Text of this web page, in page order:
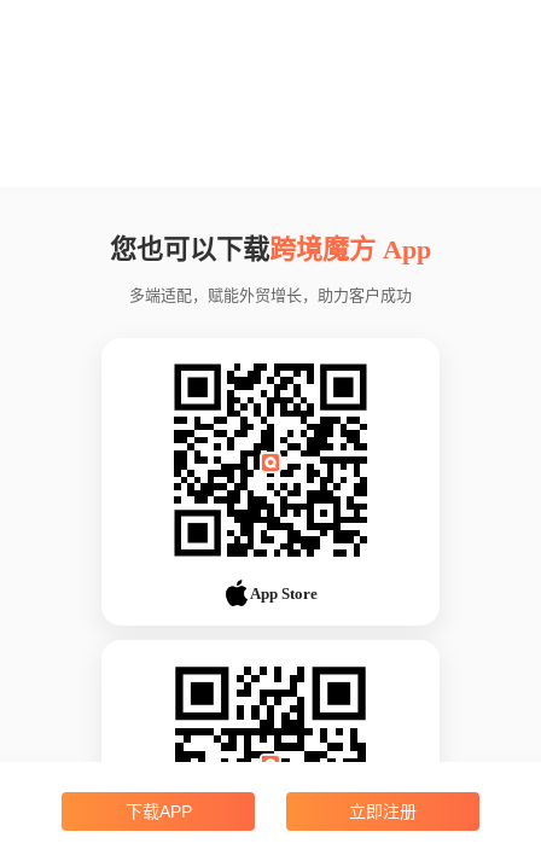
您也可以下载跨境魔方 App
多端适配，赋能外贸增长，助力客户成功
App Store
下载APP 立即注册